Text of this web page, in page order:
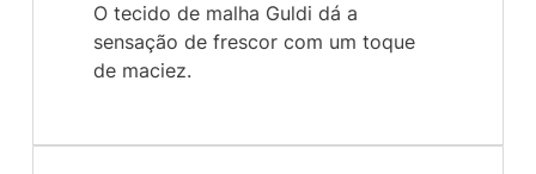
O tecido de malha Guldi dá a
sensação de frescor com um toque
de maciez.